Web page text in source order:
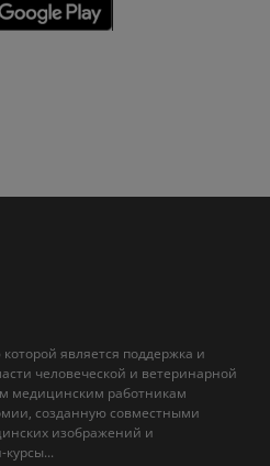
является поддержка и
человеческой и ветеринарной
медицинским работникам
созданную совместными
изображений и
курсы...